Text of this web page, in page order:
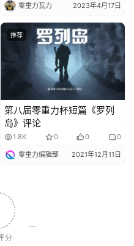
零重力瓦力 2023年4月17日
推荐
第八届零重力杯短篇《罗列
岛》评论
1.8K 0 0 0
零重力编辑部 2021年12月11日
分